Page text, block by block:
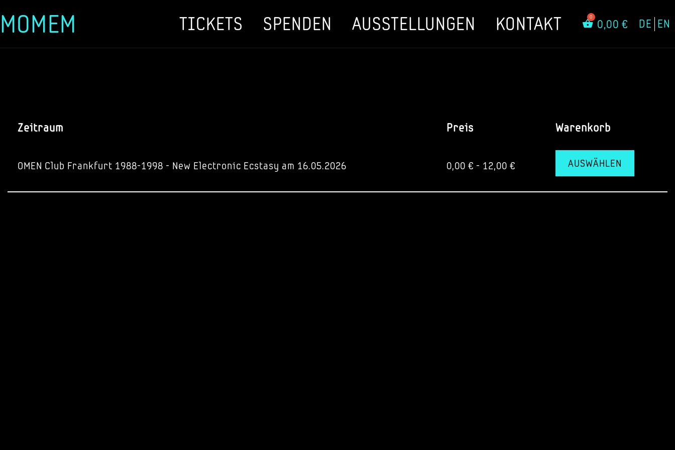
Zum
MOMEM TICKETS SPENDEN AUSSTELLUNGEN KONTAKT 0,00 € DE EN
Zeitraum Preis Warenkorb
OMEN Club Frankfurt 1988-1998 - New Electronic Ecstasy am 16.05.2026 0,00 € - 12,00 € AUSWÄHLEN